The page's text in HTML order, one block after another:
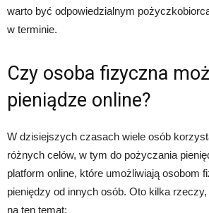
warto być odpowiedzialnym
w terminie.
Czy osoba fizyczna
pieniądze online?
W dzisiejszych czasach wiele osób
różnych celów, w tym do pożyczania
platform online, które umożliwiają osobom
pieniędzy od innych osób. Oto kilka
na ten temat: